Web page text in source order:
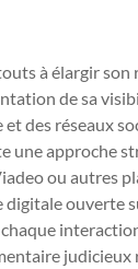
à élargir
de sa
des réseaux
une approche
ou autres
digitale ouverte
judicieux